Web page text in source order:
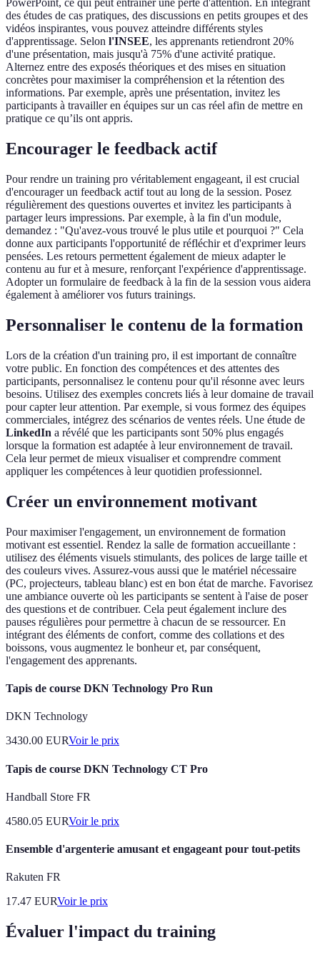
PowerPoint, ce qui peut entraîner une perte d'attention. En intégrant
des études de cas pratiques, des discussions en petits groupes et des
vidéos inspirantes, vous pouvez atteindre différents styles
d'apprentissage. Selon l'INSEE, les apprenants retiendront 20%
d'une présentation, mais jusqu'à 75% d'une activité pratique.
Alternez entre des exposés théoriques et des mises en situation
concrètes pour maximiser la compréhension et la rétention des
informations. Par exemple, après une présentation, invitez les
participants à travailler en équipes sur un cas réel afin de mettre en
pratique ce qu’ils ont appris.
Encourager le feedback actif
Pour rendre un training pro véritablement engageant, il est crucial
d'encourager un feedback actif tout au long de la session. Posez
régulièrement des questions ouvertes et invitez les participants à
partager leurs impressions. Par exemple, à la fin d'un module,
demandez : "Qu'avez-vous trouvé le plus utile et pourquoi ?" Cela
donne aux participants l'opportunité de réfléchir et d'exprimer leurs
pensées. Les retours permettent également de mieux adapter le
contenu au fur et à mesure, renforçant l'expérience d'apprentissage.
Adopter un formulaire de feedback à la fin de la session vous aidera
également à améliorer vos futurs trainings.
Personnaliser le contenu de la formation
Lors de la création d'un training pro, il est important de connaître
votre public. En fonction des compétences et des attentes des
participants, personnalisez le contenu pour qu'il résonne avec leurs
besoins. Utilisez des exemples concrets liés à leur domaine de travail
pour capter leur attention. Par exemple, si vous formez des équipes
commerciales, intégrez des scénarios de ventes réels. Une étude de
LinkedIn a révélé que les participants sont 50% plus engagés
lorsque la formation est adaptée à leur environnement de travail.
Cela leur permet de mieux visualiser et comprendre comment
appliquer les compétences à leur quotidien professionnel.
Créer un environnement motivant
Pour maximiser l'engagement, un environnement de formation
motivant est essentiel. Rendez la salle de formation accueillante :
utilisez des éléments visuels stimulants, des polices de large taille et
des couleurs vives. Assurez-vous aussi que le matériel nécessaire
(PC, projecteurs, tableau blanc) est en bon état de marche. Favorisez
une ambiance ouverte où les participants se sentent à l'aise de poser
des questions et de contribuer. Cela peut également inclure des
pauses régulières pour permettre à chacun de se ressourcer. En
intégrant des éléments de confort, comme des collations et des
boissons, vous augmentez le bonheur et, par conséquent,
l'engagement des apprenants.
Tapis de course DKN Technology Pro Run
DKN Technology
3430.00 EURVoir le prix
Tapis de course DKN Technology CT Pro
Handball Store FR
4580.05 EURVoir le prix
Ensemble d'argenterie amusant et engageant pour tout-petits
Rakuten FR
17.47 EURVoir le prix
Évaluer l'impact du training